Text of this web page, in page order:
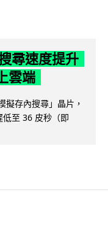
尋速度提升
雲端
擬存內搜尋」晶片，
低至 36 皮秒（即